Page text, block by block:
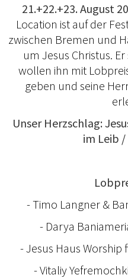
21.+22.+23. August
Location ist auf der
zwischen Bremen und
um Jesus Christus.
wollen ihn mit
geben und seine
Unser Herzschlag:
im Leib
- Timo Langner &
- Darya
- Jesus Haus Worship
- Vitaliy